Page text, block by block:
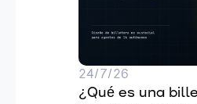
24/7/26
¿Qué es una